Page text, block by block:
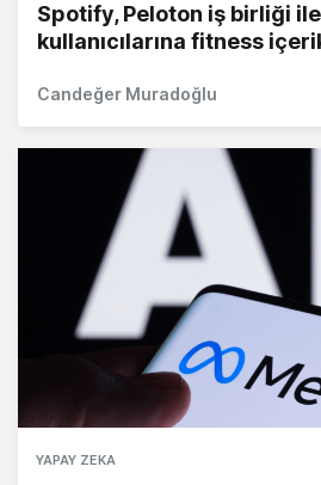
Spotify, Peloton iş birliği
kullanıcılarına fitness
Candeğer Muradoğlu
YAPAY ZEKA